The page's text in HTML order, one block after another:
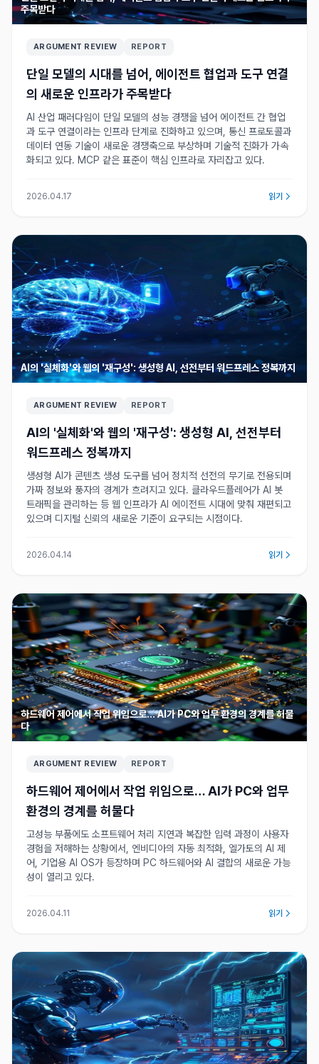
주목받다
ARGUMENT REVIEW REPORT
단일 모델의 시대를 넘어, 에이전트 협업과 도구 연결
의 새로운 인프라가 주목받다
AI 산업 패러다임이 단일 모델의 성능 경쟁을 넘어 에이전트 간 협업
과 도구 연결이라는 인프라 단계로 진화하고 있으며, 통신 프로토콜과
데이터 연동 기술이 새로운 경쟁축으로 부상하며 기술적 진화가 가속
화되고 있다. MCP 같은 표준이 핵심 인프라로 자리잡고 있다.
2026.04.17 읽기
AI의 '실체화'와 웹의 '재구성': 생성형 AI, 선전부터 워드프레스 정복까지
ARGUMENT REVIEW REPORT
AI의 '실체화'와 웹의 '재구성': 생성형 AI, 선전부터
워드프레스 정복까지
생성형 AI가 콘텐츠 생성 도구를 넘어 정치적 선전의 무기로 전용되며
가짜 정보와 풍자의 경계가 흐려지고 있다. 클라우드플레어가 AI 봇
트래픽을 관리하는 등 웹 인프라가 AI 에이전트 시대에 맞춰 재편되고
있으며 디지털 신뢰의 새로운 기준이 요구되는 시점이다.
2026.04.14 읽기
하드웨어 제어에서 작업 위임으로… AI가 PC와 업무 환경의 경계를 허물
다
ARGUMENT REVIEW REPORT
하드웨어 제어에서 작업 위임으로… AI가 PC와 업무
환경의 경계를 허물다
고성능 부품에도 소프트웨어 처리 지연과 복잡한 입력 과정이 사용자
경험을 저해하는 상황에서, 엔비디아의 자동 최적화, 엘가토의 AI 제
어, 기업용 AI OS가 등장하며 PC 하드웨어와 AI 결합의 새로운 가능
성이 열리고 있다.
2026.04.11 읽기